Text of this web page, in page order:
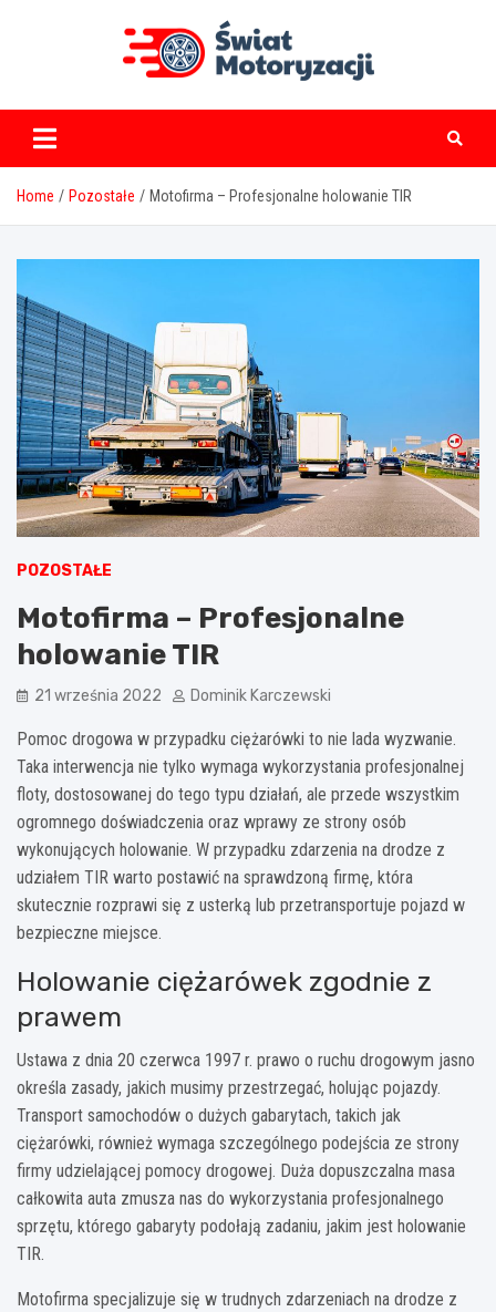
swiatmotoryzacji.pl
Home Pozostałe Motofirma – Profesjonalne holowanie TIR
POZOSTAŁE
Motofirma – Profesjonalne
holowanie TIR
21 września 2022 Dominik Karczewski
Pomoc drogowa w przypadku ciężarówki to nie lada wyzwanie.
Taka interwencja nie tylko wymaga wykorzystania profesjonalnej
floty, dostosowanej do tego typu działań, ale przede wszystkim
ogromnego doświadczenia oraz wprawy ze strony osób
wykonujących holowanie. W przypadku zdarzenia na drodze z
udziałem TIR warto postawić na sprawdzoną firmę, która
skutecznie rozprawi się z usterką lub przetransportuje pojazd w
bezpieczne miejsce.
Holowanie ciężarówek zgodnie z
prawem
Ustawa z dnia 20 czerwca 1997 r. prawo o ruchu drogowym jasno
określa zasady, jakich musimy przestrzegać, holując pojazdy.
Transport samochodów o dużych gabarytach, takich jak
ciężarówki, również wymaga szczególnego podejścia ze strony
firmy udzielającej pomocy drogowej. Duża dopuszczalna masa
całkowita auta zmusza nas do wykorzystania profesjonalnego
sprzętu, którego gabaryty podołają zadaniu, jakim jest holowanie
TIR.
Motofirma specjalizuje się w trudnych zdarzeniach na drodze z